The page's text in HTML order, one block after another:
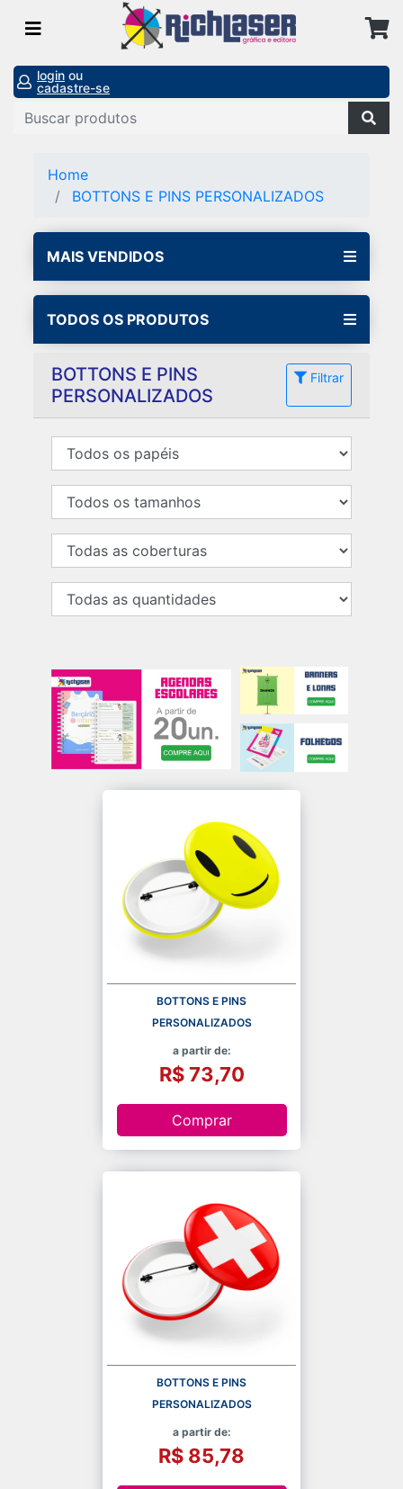
login ou
cadastre-se
Home
BOTTONS E PINS PERSONALIZADOS
MAIS VENDIDOS
TODOS OS PRODUTOS
BOTTONS E PINS
PERSONALIZADOS
Filtrar
BOTTONS E PINS
PERSONALIZADOS
a partir de:
R$ 73,70
Comprar
BOTTONS E PINS
PERSONALIZADOS
a partir de:
R$ 85,78